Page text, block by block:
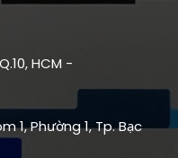
HCM -
1, Phường 1, Tp. Bạc